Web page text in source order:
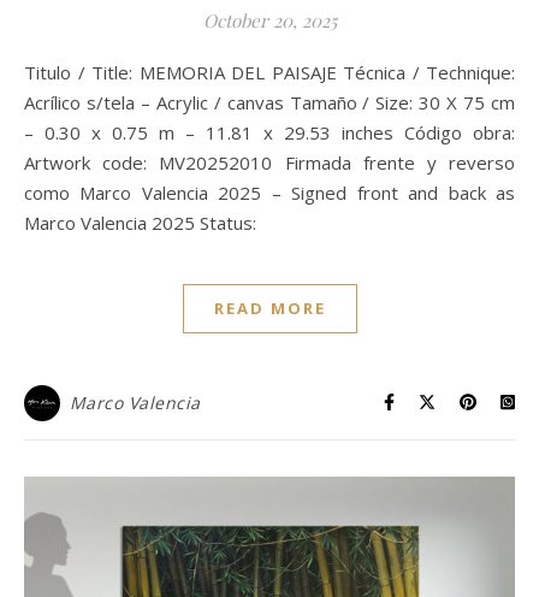
October 20, 2025
Titulo / Title: MEMORIA DEL PAISAJE Técnica / Technique:
Acrílico s/tela – Acrylic / canvas Tamaño / Size: 30 X 75 cm
– 0.30 x 0.75 m – 11.81 x 29.53 inches Código obra:
Artwork code: MV20252010 Firmada frente y reverso
como Marco Valencia 2025 – Signed front and back as
Marco Valencia 2025 Status:
READ MORE
Marco Valencia